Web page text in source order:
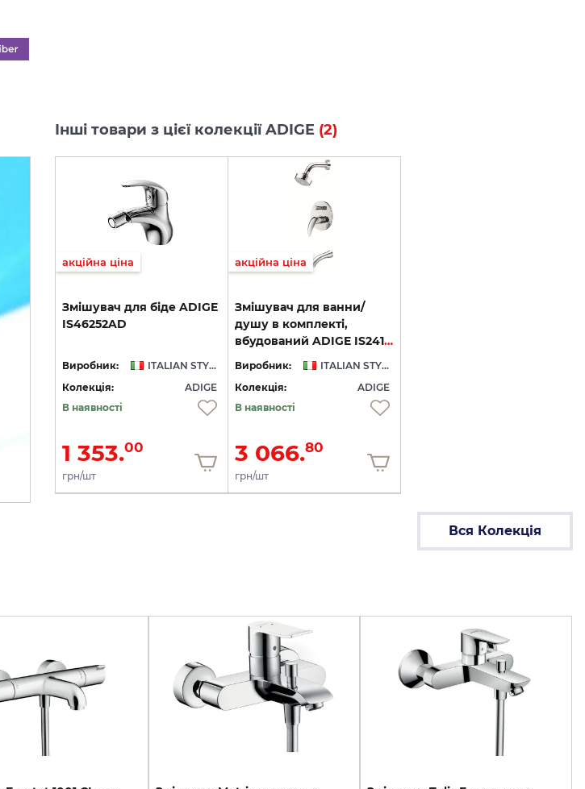
Інші товари з цієї колекції ADIGE (2)
акційна ціна
Змішувач для біде ADIGE
IS46252AD
Виробник:
ITALIAN STYLE
Колекція:
ADIGE
В наявності
1 353.00
грн/шт
акційна ціна
Змішувач для ванни/
душу в комплекті,
вбудований ADIGE IS241497AD
Виробник:
ITALIAN STYLE
Колекція:
ADIGE
В наявності
3 066.80
грн/шт
Вся Колекція